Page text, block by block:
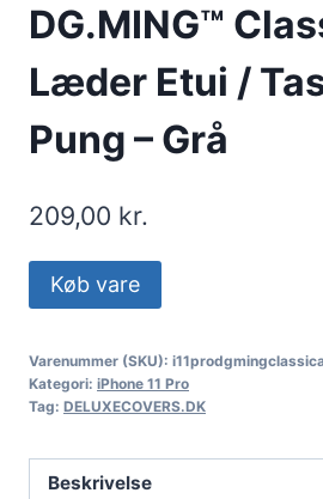
DG.MING™
Læder Etui /
Pung – Grå
209,00 kr.
Køb vare
Varenummer (SKU):
Kategori: iPhone 11 Pro
Tag: DELUXECOVERS.DK
Beskrivelse